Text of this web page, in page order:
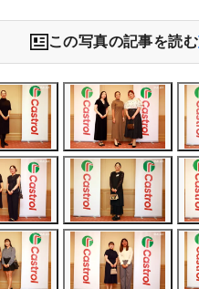
この写真の記事を読む